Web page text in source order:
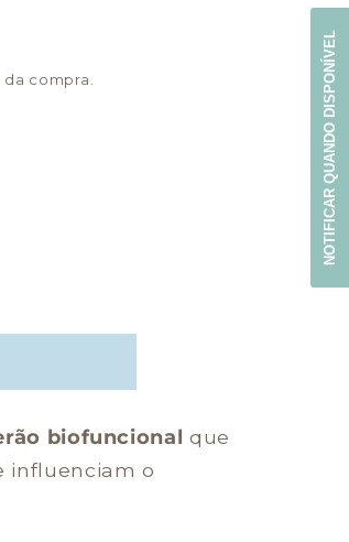
compra.
biofuncional que
influenciam o
NOTIFICAR QUANDO DISPONÍVEL